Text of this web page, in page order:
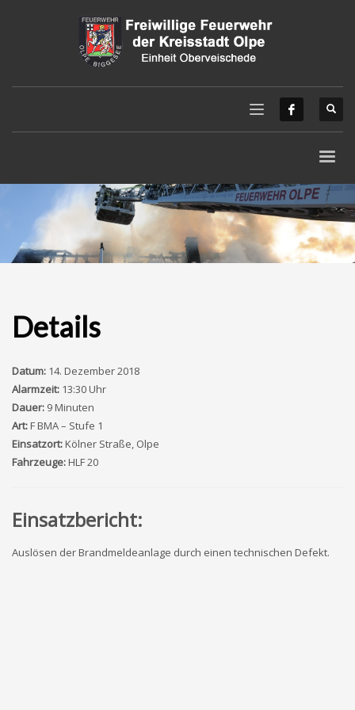
Details
Datum: 14. Dezember 2018
Alarmzeit: 13:30 Uhr
Dauer: 9 Minuten
Art:F BMA – Stufe 1
Einsatzort:Kölner Straße, Olpe
Fahrzeuge:HLF 20
Einsatzbericht:
Auslösen der Brandmeldeanlage durch einen technischen Defekt.